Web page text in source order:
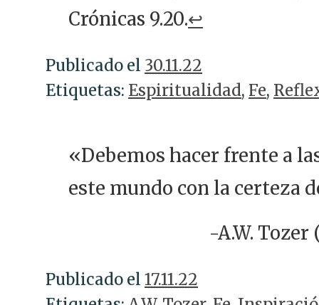
Crónicas 9.20.↩
Publicado el 30.11.22
Etiquetas: Espiritualidad, Fe,
«Debemos hacer frente a
este mundo con la certeza
-A.W.
Publicado el 17.11.22